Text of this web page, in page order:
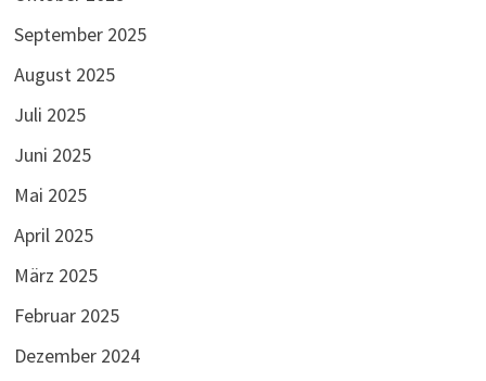
September 2025
August 2025
Juli 2025
Juni 2025
Mai 2025
April 2025
März 2025
Februar 2025
Dezember 2024